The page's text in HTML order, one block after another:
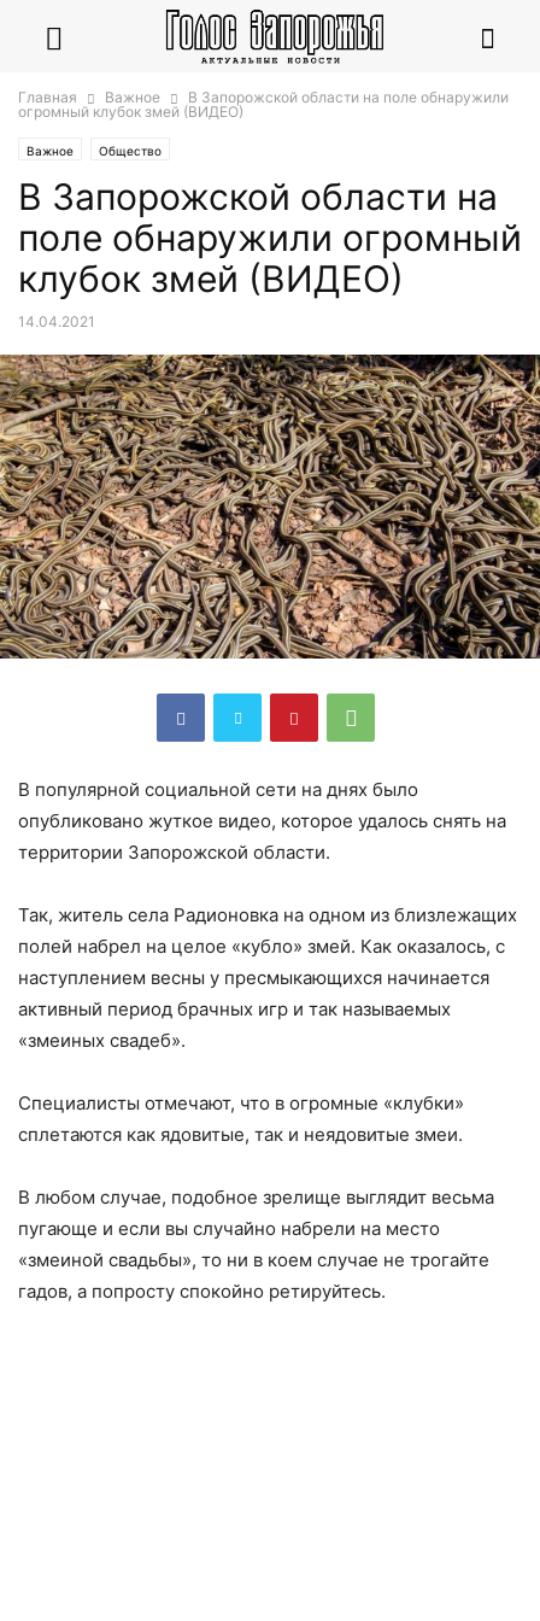
Главная Важное
В Запорожской области на поле обнаружили
огромный клубок змей (ВИДЕО)
Важное Общество
В Запорожской области на
поле обнаружили огромный
клубок змей (ВИДЕО)
14.04.2021
В популярной социальной сети на днях было
опубликовано жуткое видео, которое удалось снять на
территории Запорожской области.
Так, житель села Радионовка на одном из близлежащих
полей набрел на целое «кубло» змей. Как оказалось, с
наступлением весны у пресмыкающихся начинается
активный период брачных игр и так называемых
«змеиных свадеб».
Специалисты отмечают, что в огромные «клубки»
сплетаются как ядовитые, так и неядовитые змеи.
В любом случае, подобное зрелище выглядит весьма
пугающе и если вы случайно набрели на место
«змеиной свадьбы», то ни в коем случае не трогайте
гадов, а попросту спокойно ретируйтесь.